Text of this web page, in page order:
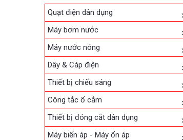
Quạt điện dân dụng
Máy bơm nước
Máy nước nóng
Dây & Cáp điện
Thiết bị chiếu sáng
Công tắc ổ cắm
Thiết bị đóng cắt dân dụng
Máy biến áp - Máy ổn áp